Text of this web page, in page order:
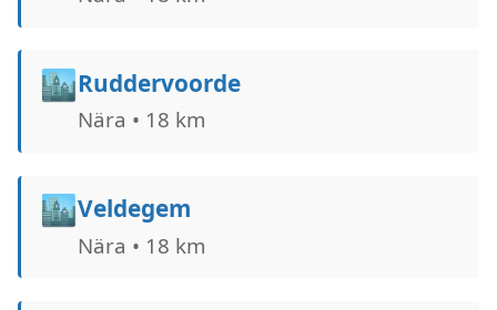
🏙️Ruddervoorde
Nära • 18 km
🏙️Veldegem
Nära • 18 km